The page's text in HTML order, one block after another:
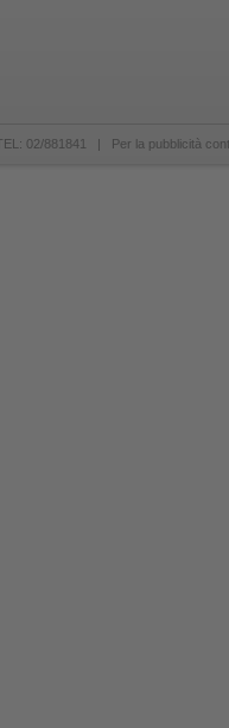
02/881841 | Per la pubblicità